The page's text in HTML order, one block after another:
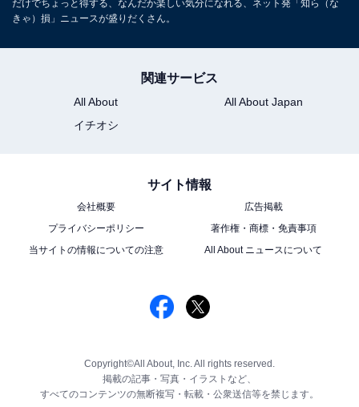
だけでちょっと得する、なんだか楽しい気分になれる、ネット発「知ら（な
きゃ）損」ニュースが盛りだくさん。
関連サービス
All About
All About Japan
イチオシ
サイト情報
会社概要
広告掲載
プライバシーポリシー
著作権・商標・免責事項
当サイトの情報についての注意
All About ニュースについて
Copyright©All About, Inc. All rights reserved.
掲載の記事・写真・イラストなど、
すべてのコンテンツの無断複写・転載・公衆送信等を禁じます。